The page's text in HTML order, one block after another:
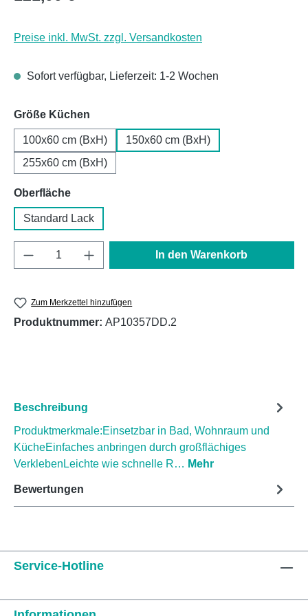
Preise inkl. MwSt. zzgl. Versandkosten
Sofort verfügbar, Lieferzeit: 1-2 Wochen
Größe Küchen
100x60 cm (BxH)
150x60 cm (BxH)
255x60 cm (BxH)
Oberflächeauswählen
Standard Lack
Produkt Anzahl: Gib den gewünschten
In den Warenkorb
Zum Merkzettel hinzufügen
Produktnummer: AP10357DD.2
Beschreibung
Produktmerkmale:Einsetzbar in Bad, Wohnraum und
KücheEinfaches anbringen durch großflächiges
VerklebenLeichte wie schnelle R… Mehr
Bewertungen
Service-Hotline